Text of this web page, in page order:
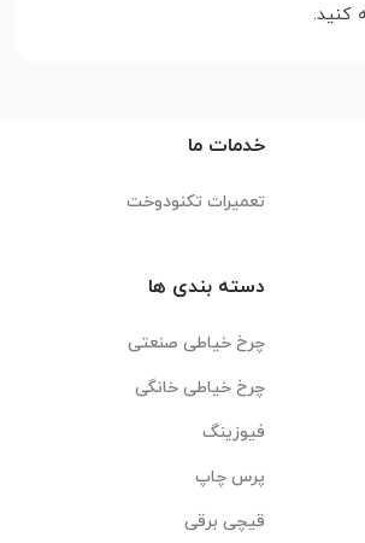
کنید.
خدمات ما
تعمیرات تکنودوخت
دسته بندی ها
چرخ خیاطی صنعتی
چرخ خیاطی خانگی
فیوزینگ
پرس چاپ
قیچی برقی